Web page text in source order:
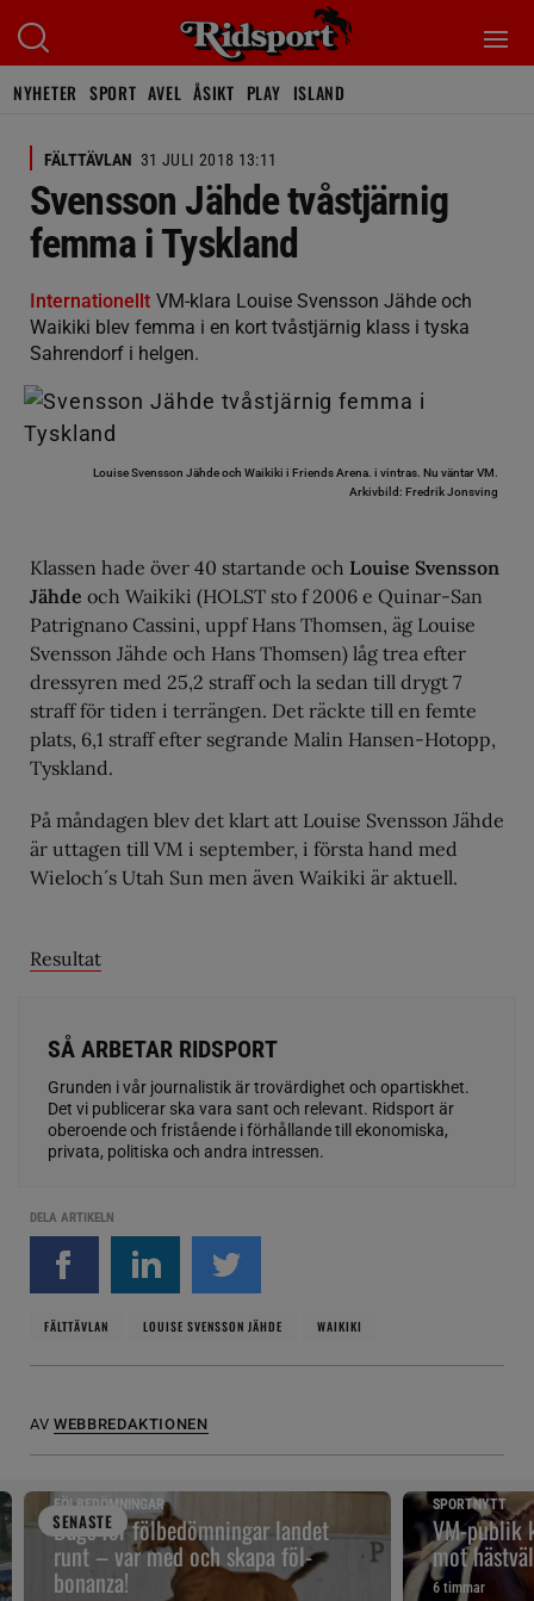
NYHETER SPORT AVEL ÅSIKT PLAY ISLAND
FÄLTTÄVLAN 31 JULI 2018 13:11
Svensson Jähde tvåstjärnig
femma i Tyskland
Internationellt VM-klara Louise Svensson Jähde och
Waikiki blev femma i en kort tvåstjärnig klass i tyska
Sahrendorf i helgen.
Louise Svensson Jähde och Waikiki i Friends Arena. i vintras. Nu väntar VM.
Arkivbild: Fredrik Jonsving
Klassen hade över 40 startande och Louise Svensson
Jähde och Waikiki (HOLST sto f 2006 e Quinar-San
Patrignano Cassini, uppf Hans Thomsen, äg Louise
Svensson Jähde och Hans Thomsen) låg trea efter
dressyren med 25,2 straff och la sedan till drygt 7
straff för tiden i terrängen. Det räckte till en femte
plats, 6,1 straff efter segrande Malin Hansen-Hotopp,
Tyskland.
På måndagen blev det klart att Louise Svensson Jähde
är uttagen till VM i september, i första hand med
Wieloch´s Utah Sun men även Waikiki är aktuell.
Resultat
SÅ ARBETAR RIDSPORT
Grunden i vår journalistik är trovärdighet och opartiskhet.
Det vi publicerar ska vara sant och relevant. Ridsport är
oberoende och fristående i förhållande till ekonomiska,
privata, politiska och andra intressen.
DELA ARTIKELN
FÄLTTÄVLAN LOUISE SVENSSON JÄHDE WAIKIKI
AV WEBBREDAKTIONEN
SENASTE
FÖLBEDÖMNINGAR
Dags för fölbedömningar landet
runt – var med och skapa föl-
bonanza!
SPORTNYTT
VM-publik
mot
6 timmar